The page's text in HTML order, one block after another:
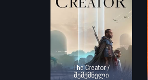
The Creator /
შემქმნელი